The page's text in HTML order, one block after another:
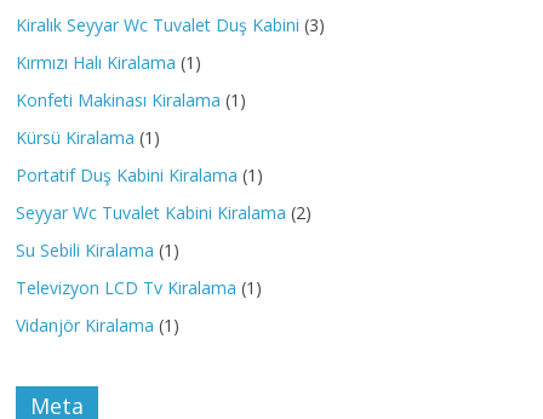
Kiralık Seyyar Wc Tuvalet Duş Kabini (3)
Kırmızı Halı Kiralama (1)
Konfeti Makinası Kiralama (1)
Kürsü Kiralama (1)
Portatif Duş Kabini Kiralama (1)
Seyyar Wc Tuvalet Kabini Kiralama (2)
Su Sebili Kiralama (1)
Televizyon LCD Tv Kiralama (1)
Vidanjör Kiralama (1)
Meta